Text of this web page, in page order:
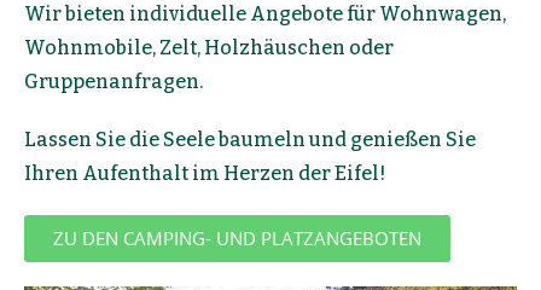
Wir bieten individuelle Angebote für Wohnwagen,
Wohnmobile, Zelt, Holzhäuschen oder
Gruppenanfragen.
Lassen Sie die Seele baumeln und genießen Sie
Ihren Aufenthalt im Herzen der Eifel!
ZU DEN CAMPING- UND PLATZANGEBOTEN